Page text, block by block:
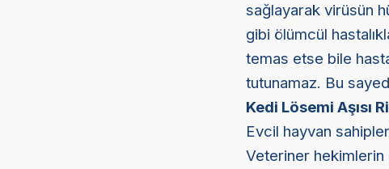
sağlayarak virüsün
gibi ölümcül
temas etse bile
tutunamaz. Bu
Kedi Lösemi Aşısı
Evcil hayvan
Veteriner hekimlerin